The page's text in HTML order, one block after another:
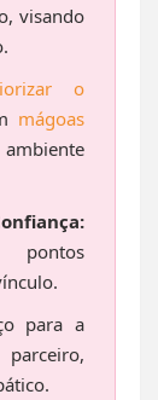
visando
o
mágoas
pontos
para a